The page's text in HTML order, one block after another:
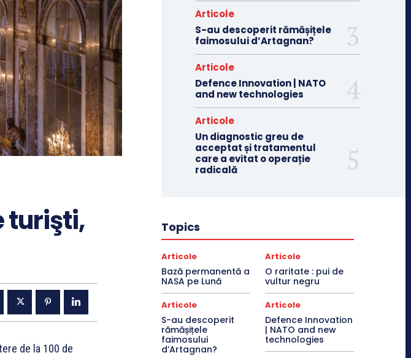
turişti,
de la 100 de
Articole
S-au descoperit rămășițele
faimosului d’Artagnan?
Articole
Defence Innovation | NATO
and new technologies
Articole
Un diagnostic greu de
acceptat și tratamentul
care a evitat o operație
radicală
Topics
Articole
Bază permanentă a
NASA pe Lună
Articole
O raritate : pui de
vultur negru
Articole
S-au descoperit
rămășițele
faimosului
d’Artagnan?
Articole
Defence Innovation
| NATO and new
technologies